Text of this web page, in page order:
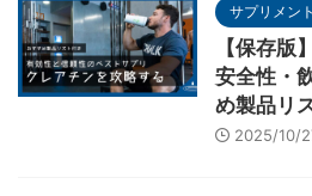
サプリメント
【保存版
安全性・
め製品リ
2025/10/